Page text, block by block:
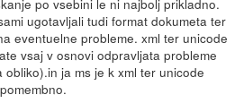
ugotavljali tudi format dokumeta ter
eventuelne probleme. xml ter unicode
vsaj v osnovi odpravljata probleme
ja ms je k xml ter unicode